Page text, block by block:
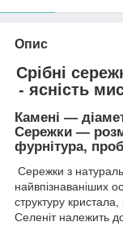
Опис
Срібні
- ясність
Камені —
Сережки —
фурнітура,
Сережки з
найвпізнаваніших
структуру
Селеніт належить до